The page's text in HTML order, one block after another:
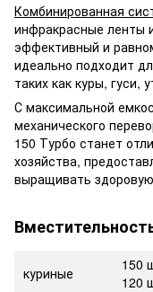
Комбинированная
инфракрасные ленты
эффективный и
идеально подходит
таких как куры, гуси,
С максимальной
механического
150 Турбо станет
хозяйства,
выращивать
куриные
150
120